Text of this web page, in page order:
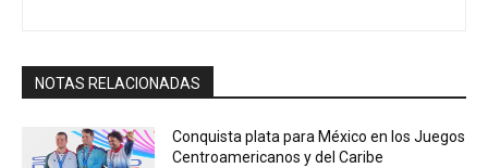
NOTAS RELACIONADAS
Conquista plata para México en los Juegos
Centroamericanos y del Caribe